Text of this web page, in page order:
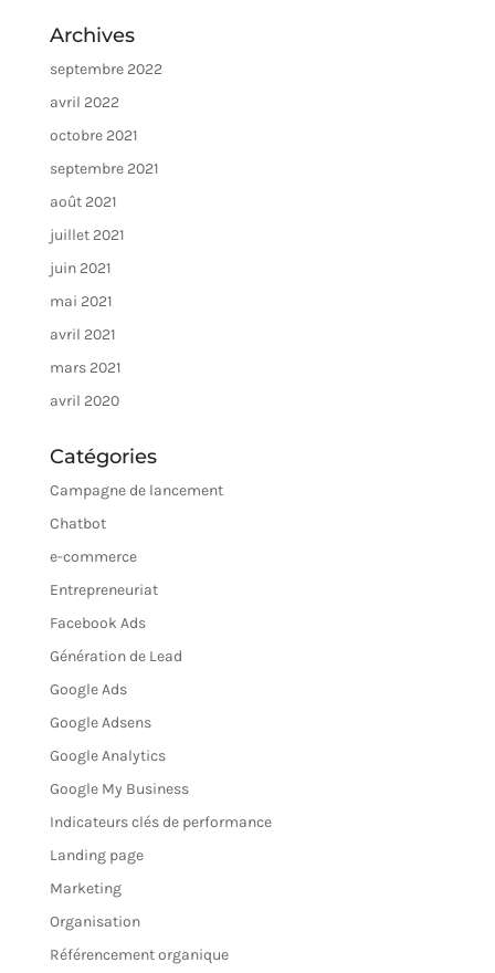
Archives
septembre 2022
avril 2022
octobre 2021
septembre 2021
août 2021
juillet 2021
juin 2021
mai 2021
avril 2021
mars 2021
avril 2020
Catégories
Campagne de lancement
Chatbot
e-commerce
Entrepreneuriat
Facebook Ads
Génération de Lead
Google Ads
Google Adsens
Google Analytics
Google My Business
Indicateurs clés de performance
Landing page
Marketing
Organisation
Référencement organique